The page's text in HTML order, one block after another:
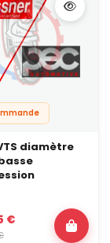
diamètre
€